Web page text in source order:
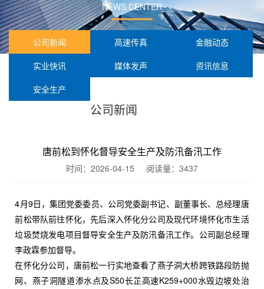
NEWS CENTER
公司新闻 高速传真
金融动态
实业快讯
媒体发声
资讯信息
安全生产
公司新闻
唐前松到怀化督导安全生产及防汛备汛工作
时间：2026-04-15 阅读量： 3437
4月9日，集团党委委员、公司党委副书记、副董事长、总经理唐
前松带队前往怀化，先后深入怀化分公司及现代环境怀化市生活
垃圾焚烧发电项目督导安全生产及防汛备汛工作。公司副总经理
李政霖参加督导。
在怀化分公司，唐前松一行实地查看了燕子洞大桥跨铁路段防抛
网、燕子洞隧道渗水点及S50长芷高速K259+000水毁边坡处治